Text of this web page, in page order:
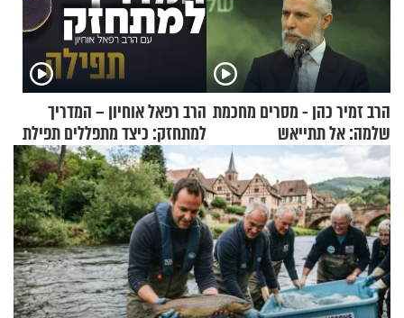
הרב זמיר כהן - מסרים מחכמת
שלמה: אל תתייאש
הרב רפאל אוחיון – המדריך
למתחזק: כיצד מתפללים תפילת
שמונה עשרה?